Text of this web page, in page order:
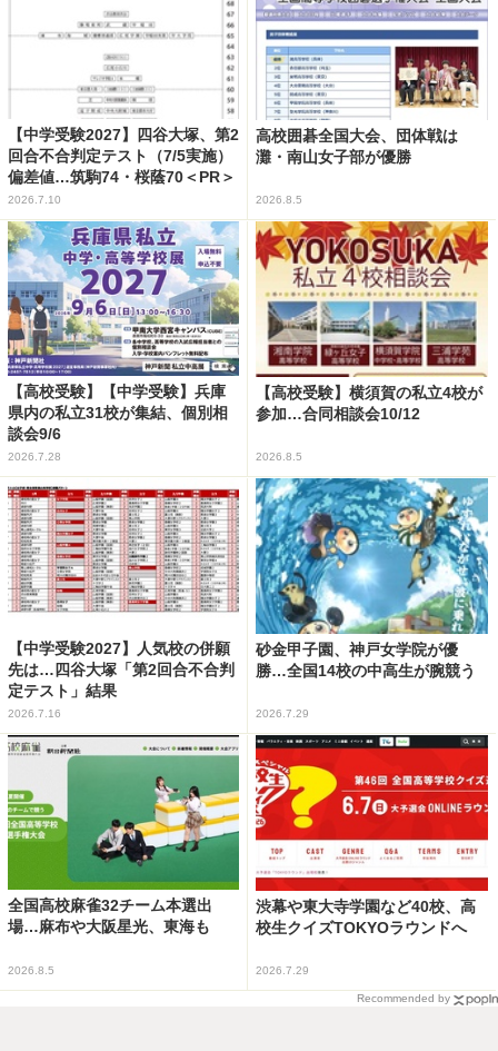
【中学受験2027】四谷大塚、第2
回合不合判定テスト（7/5実施）
偏差値…筑駒74・桜蔭70＜PR＞
2026.7.10
高校囲碁全国大会、団体戦は
灘・南山女子部が優勝
2026.8.5
【高校受験】【中学受験】兵庫
県内の私立31校が集結、個別相
談会9/6
2026.7.28
【高校受験】横須賀の私立4校が
参加…合同相談会10/12
2026.8.5
【中学受験2027】人気校の併願
先は…四谷大塚「第2回合不合判
定テスト」結果
2026.7.16
砂金甲子園、神戸女学院が優
勝…全国14校の中高生が腕競う
2026.7.29
全国高校麻雀32チーム本選出
場…麻布や大阪星光、東海も
2026.8.5
渋幕や東大寺学園など40校、高
校生クイズTOKYOラウンドへ
2026.7.29
Recommended by